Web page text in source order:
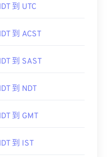
到 UTC
到 ACST
到 SAST
到 NDT
到 GMT
到 IST